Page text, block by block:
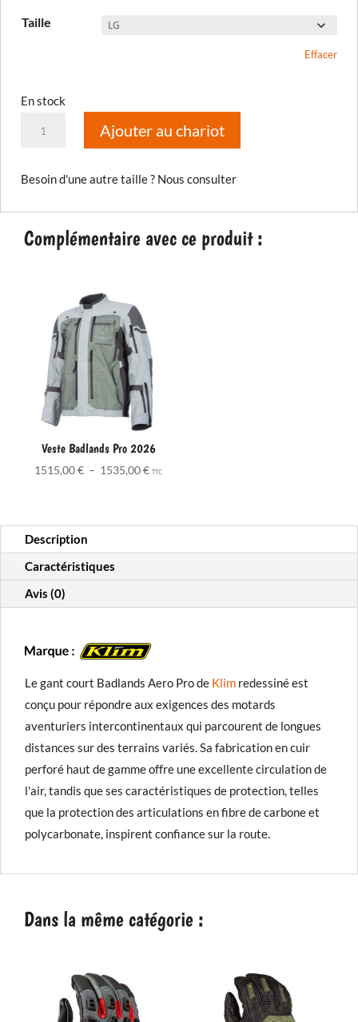
Taille
Effacer
En stock
court
Badlands
Aero
Ajouter au chariot
Besoin d'une autre taille ? Nous consulter
Complémentaire avec ce produit :
Veste Badlands Pro 2026
1515,00€ – 1535,00€Plage
1535,00 €
TTC
Description
Caractéristiques
Avis (0)
Le gant court Badlands Aero Pro de Klim redessiné est
conçu pour répondre aux exigences des motards
aventuriers intercontinentaux qui parcourent de longues
distances sur des terrains variés. Sa fabrication en cuir
perforé haut de gamme offre une excellente circulation de
l'air, tandis que ses caractéristiques de protection, telles
que la protection des articulations en fibre de carbone et
polycarbonate, inspirent confiance sur la route.
Dans la même catégorie :